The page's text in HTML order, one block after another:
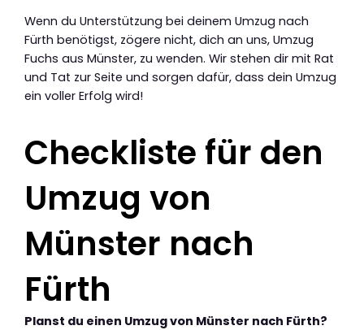
Wenn du Unterstützung bei deinem Umzug nach
Fürth benötigst, zögere nicht, dich an uns, Umzug
Fuchs aus Münster, zu wenden. Wir stehen dir mit Rat
und Tat zur Seite und sorgen dafür, dass dein Umzug
ein voller Erfolg wird!
Checkliste für den
Umzug von
Münster nach
Fürth
Planst du einen Umzug von Münster nach Fürth?